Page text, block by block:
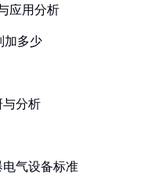
应用分析
加多少
与分析
气设备标准